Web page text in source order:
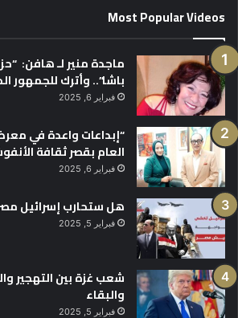
Most Popular Videos
ماجدة منير لـ هافن:
باشا”.. وأترك
فبراير 6, 2025
“إبداعات واعدة في
العام بقصر ثقافة
فبراير 6, 2025
هل ستحارب إسرائيل
فبراير 5, 2025
شعب غزة بين التهجير
والبقاء
فبراير 5, 2025